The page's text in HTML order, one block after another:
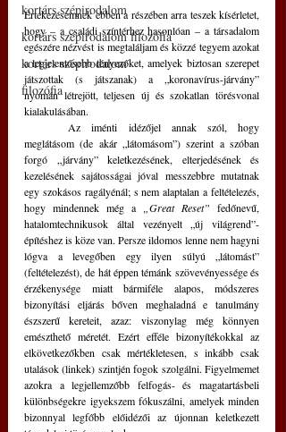
kortárs szépirodalom
kortárs szépirodalom filozófia
kortárs szépirodalom
filozófia
Értekezésemnek ebben a részében arra teszek kísérletet,
hogy – a családi színtérhez hasonlóan – a társadalom
egészére nézvést is megtaláljam és közzé tegyem azokat
a legjelentősebb tényezőket, amelyek biztosan szerepet
játszottak (s játszanak) a „koronavírus-járvány”
nyomán létrejött, teljesen új és szokatlan törésvonal
kialakulásában.
	Az iménti idézőjel annak szól, hogy
meglátásom (de akár „látomásom”) szerint a szóban
forgó „járvány” keletkezésének, elterjedésének és
kezelésének sajátosságai jóval messzebbre mutatnak
egy szokásos ragályénál; s nem alaptalan a feltételezés,
hogy mindennek még a „Great Reset” fedőnevű,
hatalomtechnikusok által vezényelt „új világrend”-
építéshez is köze van. Persze ildomos lenne nem hagyni
lógva a levegőben egy ilyen súlyú „látomást”
(feltételezést), de hát éppen témánk szövevényessége és
érzékenysége miatt bármiféle alapos, módszeres
bizonyítási eljárás bőven meghaladná e tanulmány
észszerű kereteit, azaz: viszonylag még könnyen
emészthető méretét. Ezért efféle bizonyítékokkal az
elkövetkezőkben csak mértékletesen, s inkább csak
utalások (linkek) szintjén fogok szolgálni. Figyelmemet
azokra a legjellemzőbb felfogás- és magatartásbeli
különbségekre igyekszem fókuszálni, amelyek minden
bizonnyal legfőbb előidézői az újonnan keletkezett